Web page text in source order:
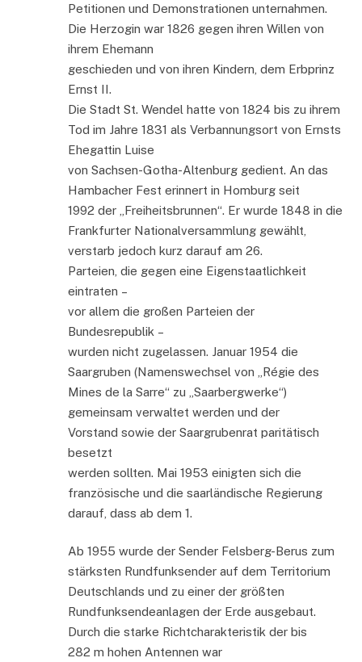
Petitionen und Demonstrationen unternahmen.
Die Herzogin war 1826 gegen ihren Willen von
ihrem Ehemann
geschieden und von ihren Kindern, dem Erbprinz
Ernst II.
Die Stadt St. Wendel hatte von 1824 bis zu ihrem
Tod im Jahre 1831 als Verbannungsort von Ernsts
Ehegattin Luise
von Sachsen-Gotha-Altenburg gedient. An das
Hambacher Fest erinnert in Homburg seit
1992 der „Freiheitsbrunnen“. Er wurde 1848 in die
Frankfurter Nationalversammlung gewählt,
verstarb jedoch kurz darauf am 26.
Parteien, die gegen eine Eigenstaatlichkeit
eintraten –
vor allem die großen Parteien der
Bundesrepublik –
wurden nicht zugelassen. Januar 1954 die
Saargruben (Namenswechsel von „Régie des
Mines de la Sarre“ zu „Saarbergwerke“)
gemeinsam verwaltet werden und der
Vorstand sowie der Saargrubenrat paritätisch
besetzt
werden sollten. Mai 1953 einigten sich die
französische und die saarländische Regierung
darauf, dass ab dem 1.
Ab 1955 wurde der Sender Felsberg-Berus zum
stärksten Rundfunksender auf dem Territorium
Deutschlands und zu einer der größten
Rundfunksendeanlagen der Erde ausgebaut.
Durch die starke Richtcharakteristik der bis
282 m hohen Antennen war